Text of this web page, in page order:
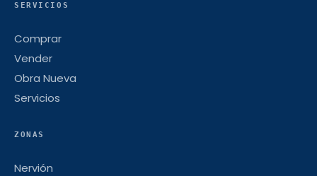
SERVICIOS
Comprar
Vender
Obra Nueva
Servicios
ZONAS
Nervión